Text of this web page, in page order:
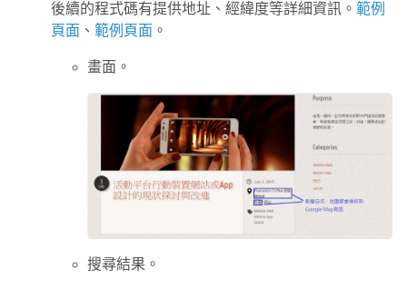
後續的程式碼有提供地址、經緯度等詳細資訊。 範例
頁面 、 範例頁面 。
畫面。
搜尋結果。